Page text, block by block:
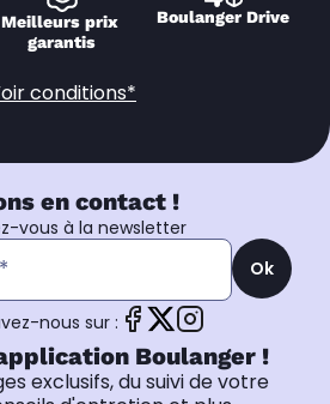
Meilleurs prix
garantis
Boulanger Drive
conditions*
en contact !
vous à la newsletter
Ok
nous sur :
Boulanger !
exclusifs, du suivi de votre